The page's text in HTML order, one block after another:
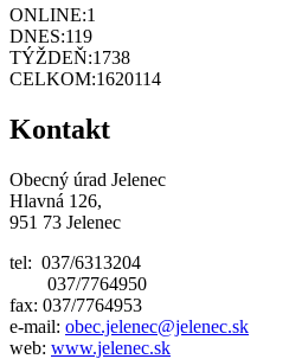
ONLINE:1
DNES:119
TÝŽDEŇ:1738
CELKOM:1620114
Kontakt
Obecný úrad Jelenec
Hlavná 126,
951 73 Jelenec
tel: 037/6313204
037/7764950
fax: 037/7764953
e-mail: obec.jelenec@jelenec.sk
web: www.jelenec.sk